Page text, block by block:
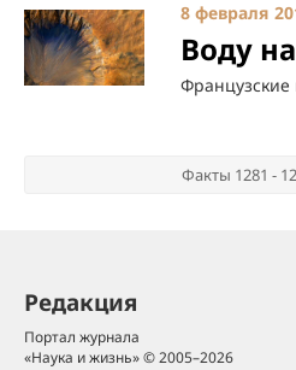
8 февраля
Воду
Французские
Факты 1281 -
Редакция
Портал журнала
«Наука и жизнь» © 2005–2026